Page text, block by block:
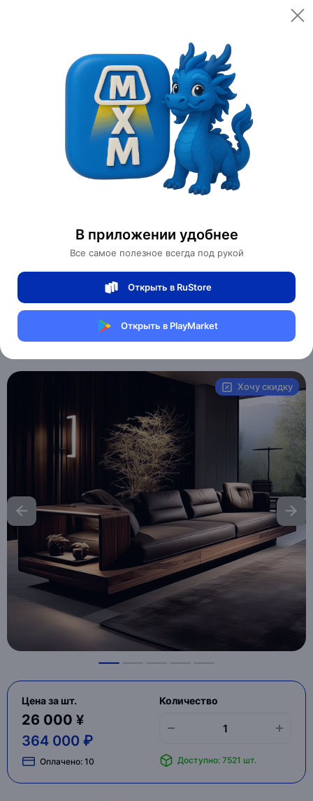
В приложении удобнее
Все самое полезное всегда под рукой
Открыть в RuStore
Открыть в PlayMarket
Открыть
Категории
Мебель для дома и офиса
Мебель для дома
Диван
Прямой диван Beatrice темный орех,
кожа, 280*90*70 см
0 отзывов
Хочу скидку
Цена за шт.
26 000 ¥
364 000 ₽
Оплачено: 10
Количество
Доступно: 7521 шт.